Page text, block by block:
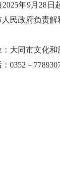
2025年9月28
民政府负责解
大同市文化和
0352－